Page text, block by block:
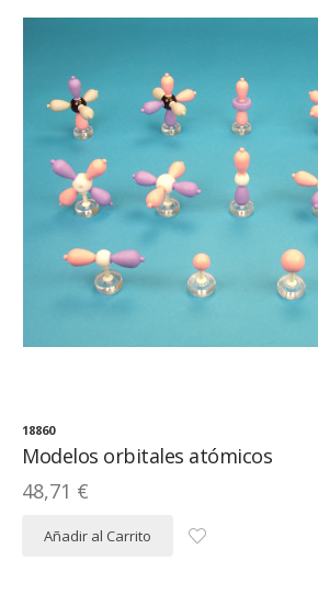
18860
Modelos orbitales atómicos
48,71 €
Añadir al Carrito